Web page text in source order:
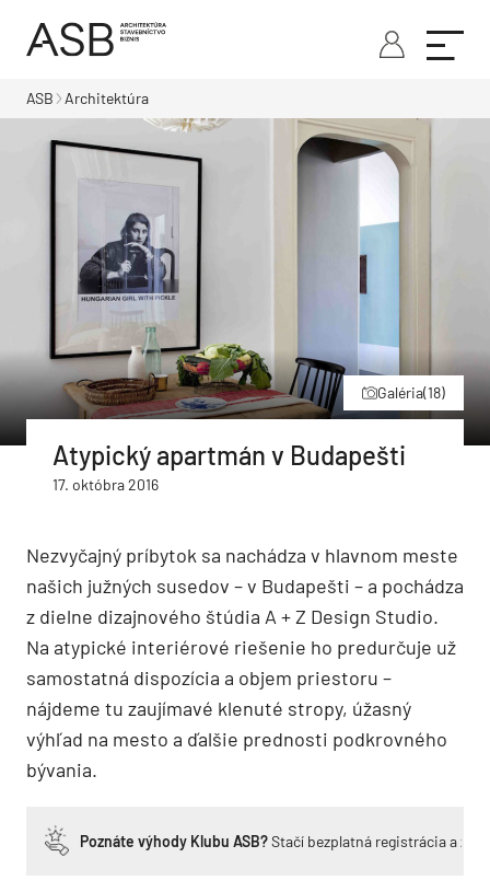
ASB Architektúra
Galéria(18)
Atypický apartmán v Budapešti
17. októbra 2016
Nezvyčajný príbytok sa nachádza v hlavnom meste
našich južných susedov – v Budapešti – a pochádza
z dielne dizajnového štúdia A + Z Design Studio.
Na atypické interiérové riešenie ho predurčuje už
samostatná dispozícia a objem priestoru –
nájdeme tu zaujímavé klenuté stropy, úžasný
výhľad na mesto a ďalšie prednosti podkrovného
bývania.
Poznáte výhody Klubu ASB?Stačí bezplatná registrácia a